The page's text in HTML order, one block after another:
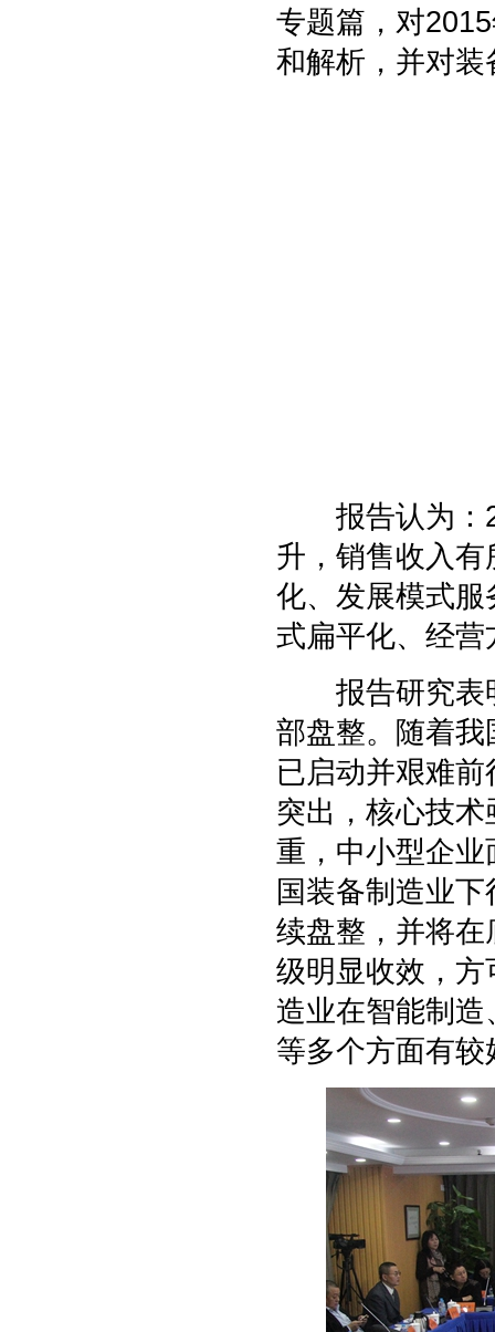
专题篇，对
和解析，并对
报告认为：
升，销售收入
化、发展模式
式扁平化、经
报告研究表明
部盘整。随着
已启动并艰难
突出，核心技
重，中小型企
国装备制造业
续盘整，并将
级明显收效，
造业在智能制
等多个方面有